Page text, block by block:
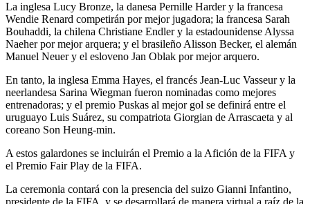
La inglesa Lucy Bronze, la danesa Pernille Harder y la francesa
Wendie Renard competirán por mejor jugadora; la francesa Sarah
Bouhaddi, la chilena Christiane Endler y la estadounidense Alyssa
Naeher por mejor arquera; y el brasileño Alisson Becker, el alemán
Manuel Neuer y el esloveno Jan Oblak por mejor arquero.
En tanto, la inglesa Emma Hayes, el francés Jean-Luc Vasseur y la
neerlandesa Sarina Wiegman fueron nominadas como mejores
entrenadoras; y el premio Puskas al mejor gol se definirá entre el
uruguayo Luis Suárez, su compatriota Giorgian de Arrascaeta y al
coreano Son Heung-min.
A estos galardones se incluirán el Premio a la Afición de la FIFA y
el Premio Fair Play de la FIFA.
La ceremonia contará con la presencia del suizo Gianni Infantino,
presidente de la FIFA, y se desarrollará de manera virtual a raíz de la